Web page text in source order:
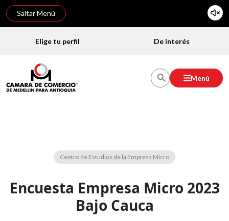
Saltar Menú
Elige tu perfil De interés
Menú
Centro de Estudios de la Empresa Micro
Encuesta Empresa Micro 2023
Bajo Cauca